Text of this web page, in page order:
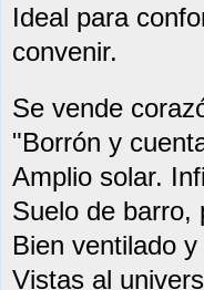
Ideal para
convenir.
Se vende
"Borrón y
Amplio solar.
Suelo de barro,
Bien ventilado
Vistas al